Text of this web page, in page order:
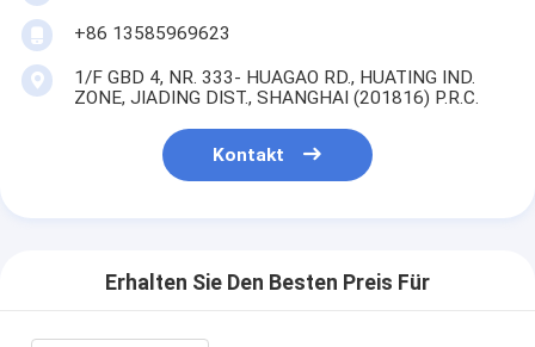
+86 13585969623
1/F GBD 4, NR. 333- HUAGAO RD., HUATING IND.
ZONE, JIADING DIST., SHANGHAI (201816) P.R.C.
Kontakt
Erhalten Sie Den Besten Preis Für